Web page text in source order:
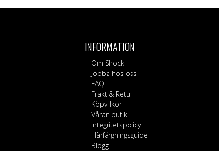
INFORMATION
Om Shock
Jobba hos oss
FAQ
Frakt & Retur
Köpvillkor
Våran butik
Integritetspolicy
Hårfärgningsguide
Blogg